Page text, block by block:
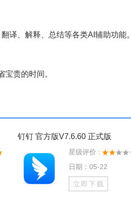
、解释、总结等各类AI辅助功能。
贵的时间。
钉钉 官方版V7.6.60 正式版
星级评价 :
日期：05-22
立即下载